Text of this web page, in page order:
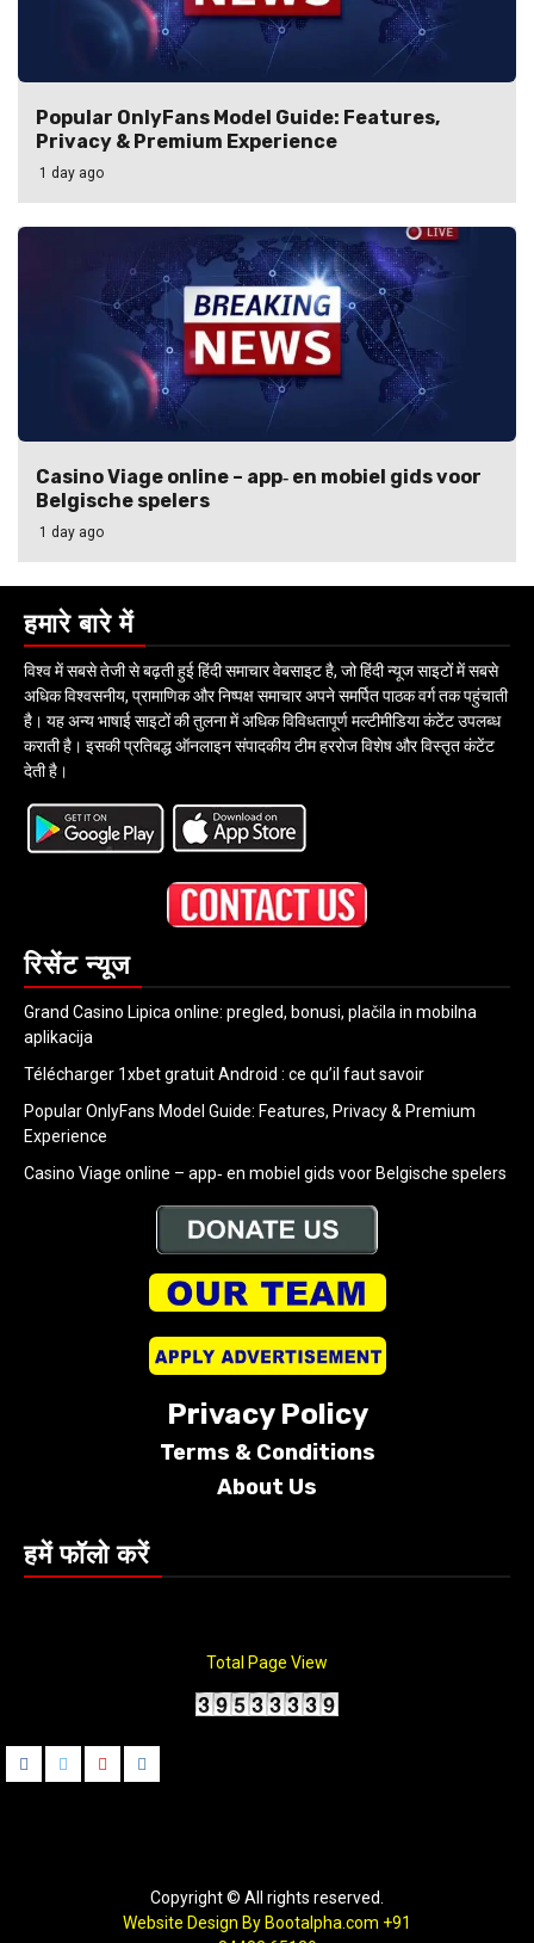
Popular OnlyFans Model Guide: Features,
Privacy & Premium Experience
1 day ago
Casino Viage online – app‑ en mobiel gids voor
Belgische spelers
1 day ago
हमारे बारे में
विश्व में सबसे तेजी से बढ़ती हुई हिंदी समाचार वेबसाइट है, जो हिंदी न्यूज साइटों में सबसे
अधिक विश्वसनीय, प्रामाणिक और निष्पक्ष समाचार अपने समर्पित पाठक वर्ग तक पहुंचाती
है। यह अन्य भाषाई साइटों की तुलना में अधिक विविधतापूर्ण मल्टीमीडिया कंटेंट उपलब्ध
कराती है। इसकी प्रतिबद्ध ऑनलाइन संपादकीय टीम हररोज विशेष और विस्तृत कंटेंट
देती है।
रिसेंट न्यूज
Grand Casino Lipica online: pregled, bonusi, plačila in mobilna
aplikacija
Télécharger 1xbet gratuit Android : ce qu’il faut savoir
Popular OnlyFans Model Guide: Features, Privacy & Premium
Experience
Casino Viage online – app‑ en mobiel gids voor Belgische spelers
Privacy Policy
Terms & Conditions
About Us
हमें फॉलो करें
Total Page View
Facebook
TwitterYoutubeinstagram
Copyright © All rights reserved.
Website Design By Bootalpha.com +91